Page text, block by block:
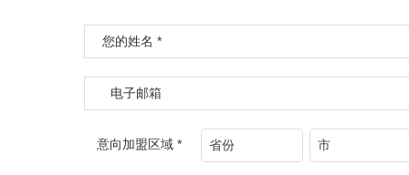
您的姓名 *
电子邮箱
意向加盟区域 * 省份 市